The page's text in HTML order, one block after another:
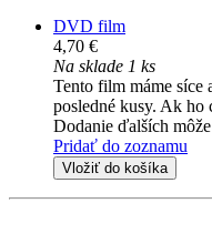
DVD film
4,70 €
Na sklade 1 ks
Tento film máme síce
posledné kusy. Ak ho
Dodanie ďalších
Pridať do zoznamu
Vložiť do košíka